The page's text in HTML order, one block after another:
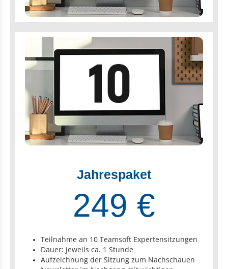
Jahrespaket
249 €
Teilnahme an 10 Teamsoft Expertensitzungen
Dauer: jeweils ca. 1 Stunde
Aufzeichnung der Sitzung zum Nachschauen